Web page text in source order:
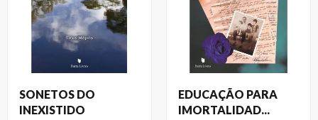
SONETOS DO
INEXISTIDO
EDUCAÇÃO PARA
IMORTALIDAD...